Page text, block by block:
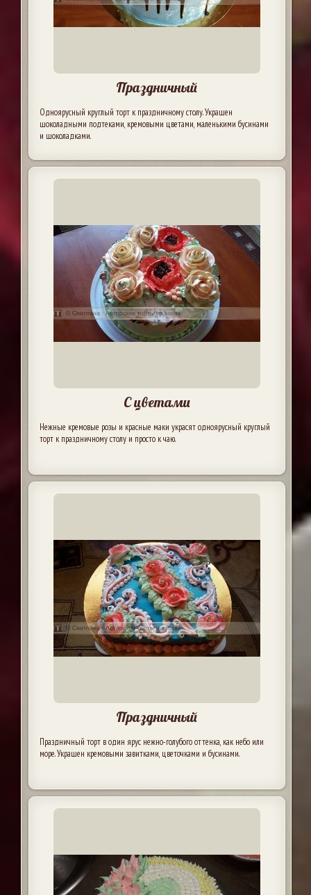
Праздничный
Одноярусный круглый торт к праздничному столу. Украшен
шоколадными подтеками, кремовыми цветами, маленькими бусинами
и шоколадками.
С цветами
Нежные кремовые розы и красные маки украсят одноярусный круглый
торт к праздничному столу и просто к чаю.
Праздничный
Праздничный торт в один ярус нежно-голубого оттенка, как небо или
море. Украшен кремовыми завитками, цветочками и бусинами.